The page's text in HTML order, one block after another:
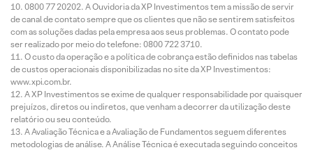
0800 77 20202. A Ouvidoria da XP Investimentos tem a missão de servir
de canal de contato sempre que os clientes que não se sentirem satisfeitos
com as soluções dadas pela empresa aos seus problemas. O contato pode
ser realizado por meio do telefone: 0800 722 3710.
O custo da operação e a política de cobrança estão definidos nas tabelas
de custos operacionais disponibilizadas no site da XP Investimentos:
www.xpi.com.br.
A XP Investimentos se exime de qualquer responsabilidade por quaisquer
prejuízos, diretos ou indiretos, que venham a decorrer da utilização deste
relatório ou seu conteúdo.
A Avaliação Técnica e a Avaliação de Fundamentos seguem diferentes
metodologias de análise. A Análise Técnica é executada seguindo conceitos